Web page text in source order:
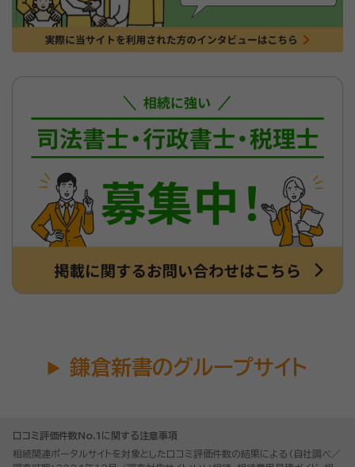
鎌倉新書のグループサイト
口コミ評価件数No.1に関する注意事項
相続関連ポータルサイトを対象とした口コミ評価件数の結果による（自社調べ／